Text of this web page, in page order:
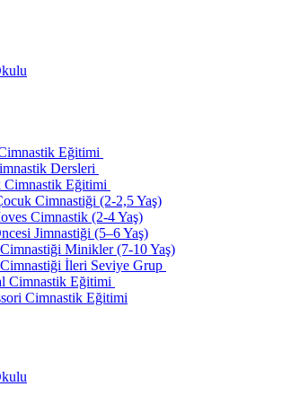
Eğitimi
Dersleri
Cimnastik Eğitimi
Cimnastiği (2-2,5 Yaş)
Cimnastik (2-4 Yaş)
Jimnastiği (5–6 Yaş)
Minikler (7-10 Yaş)
İleri Seviye Grup
Cimnastik Eğitimi
Cimnastik Eğitimi